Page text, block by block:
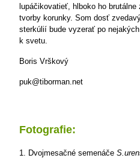
lupáčikovatieť, hlboko ho
tvorby korunky. Som dosť
sterkúlií bude vyzerať po
k svetu.
Boris Vrškový
puk@tiborman.net
Fotografie:
1. Dvojmesačné semenáče